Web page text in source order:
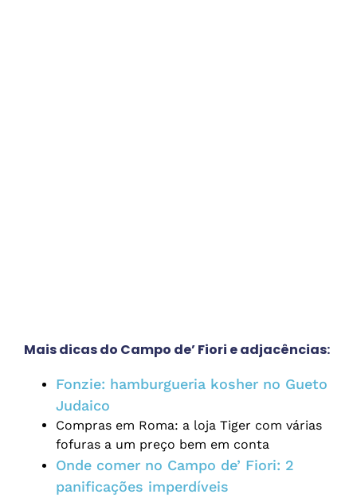
Mais dicas do Campo de’ Fiori e adjacências:
Fonzie: hamburgueria kosher no Gueto
Judaico
Compras em Roma: a loja Tiger com várias
fofuras a um preço bem em conta
Onde comer no Campo de’ Fiori: 2
panificações imperdíveis